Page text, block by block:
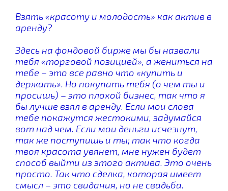
Взять «красоту и молодость» как актив в
аренду?
Здесь на фондовой бирже мы бы назвали
тебя «торговой позицией», а жениться на
тебе – это все равно что «купить и
держать». Но покупать тебя (о чем ты и
просишь) – это плохой бизнес, так что я
бы лучше взял в аренду. Если мои слова
тебе покажутся жестокими, задумайся
вот над чем. Если мои деньги исчезнут,
так же поступишь и ты; так что когда
твоя красота увянет, мне нужен будет
способ выйти из этого актива. Это очень
просто. Так что сделка, которая имеет
смысл – это свидания, но не свадьба.